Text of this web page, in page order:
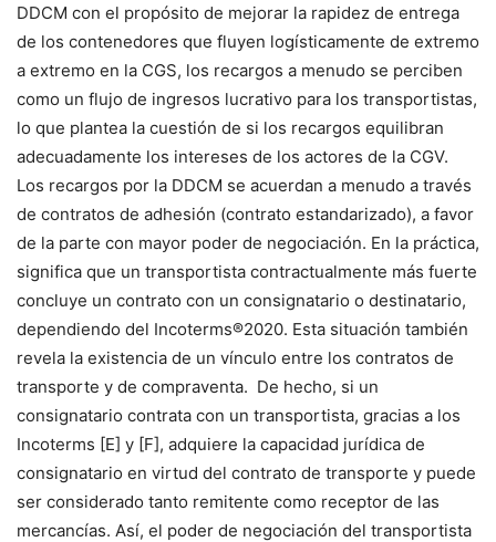
DDCM con el propósito de mejorar la rapidez de entrega
de los contenedores que fluyen logísticamente de extremo
a extremo en la CGS, los recargos a menudo se perciben
como un flujo de ingresos lucrativo para los transportistas,
lo que plantea la cuestión de si los recargos equilibran
adecuadamente los intereses de los actores de la CGV.
Los recargos por la DDCM se acuerdan a menudo a través
de contratos de adhesión (contrato estandarizado), a favor
de la parte con mayor poder de negociación. En la práctica,
significa que un transportista contractualmente más fuerte
concluye un contrato con un consignatario o destinatario,
dependiendo del Incoterms®2020. Esta situación también
revela la existencia de un vínculo entre los contratos de
transporte y de compraventa. De hecho, si un
consignatario contrata con un transportista, gracias a los
Incoterms [E] y [F], adquiere la capacidad jurídica de
consignatario en virtud del contrato de transporte y puede
ser considerado tanto remitente como receptor de las
mercancías. Así, el poder de negociación del transportista